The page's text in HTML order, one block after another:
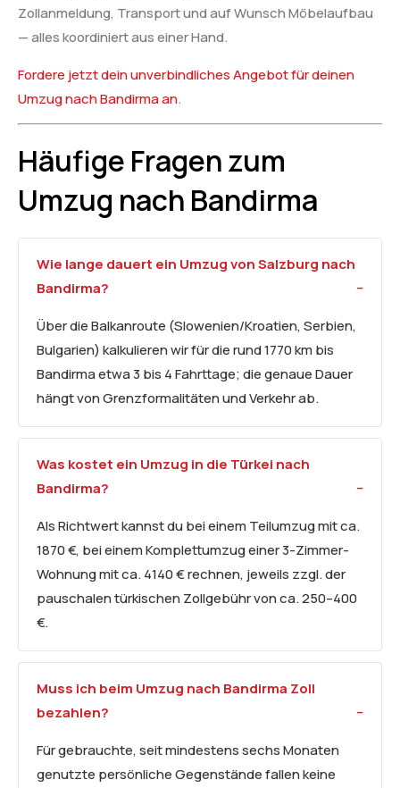
Zollanmeldung, Transport und auf Wunsch Möbelaufbau
— alles koordiniert aus einer Hand.
Fordere jetzt dein unverbindliches Angebot für deinen
Umzug nach Bandirma an.
Häufige Fragen zum
Umzug nach Bandirma
Wie lange dauert ein Umzug von Salzburg nach
Bandirma?
Über die Balkanroute (Slowenien/Kroatien, Serbien,
Bulgarien) kalkulieren wir für die rund 1770 km bis
Bandirma etwa 3 bis 4 Fahrttage; die genaue Dauer
hängt von Grenzformalitäten und Verkehr ab.
Was kostet ein Umzug in die Türkei nach
Bandirma?
Als Richtwert kannst du bei einem Teilumzug mit ca.
1870 €, bei einem Komplettumzug einer 3-Zimmer-
Wohnung mit ca. 4140 € rechnen, jeweils zzgl. der
pauschalen türkischen Zollgebühr von ca. 250–400
€.
Muss ich beim Umzug nach Bandirma Zoll
bezahlen?
Für gebrauchte, seit mindestens sechs Monaten
genutzte persönliche Gegenstände fallen keine